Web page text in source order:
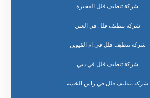
شركة تنظيف فلل الفجيرة
شركة تنظيف فلل في العين
شركة تنظيف فلل في ام القيوين
شركة تنظيف فلل في دبي
شركة تنظيف فلل في راس الخيمة